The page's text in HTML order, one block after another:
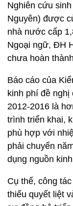
Nghiên cứu
Nguyên) được
nhà nước cấp
Ngoại ngữ, ĐH
chưa hoàn
Báo cáo của
kinh phí đề
2012-2016 là
trình triển khai,
phù hợp với
phải chuyển
dụng nguồn
Cụ thể, công
thiếu quyết liệt